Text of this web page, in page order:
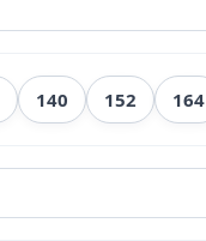
140 152 164